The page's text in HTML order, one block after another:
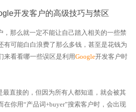
开发客户的高级技巧与禁区
，那么就一定不能让自己踏入相关的一些禁
有可能白白浪费了那么多钱，甚至是花钱为
来看看哪一些误区是利用Google开发客户时
最直接的，但因为所有人都知道，就会被其
在你用“产品词+buyer”搜索客户时，会出现